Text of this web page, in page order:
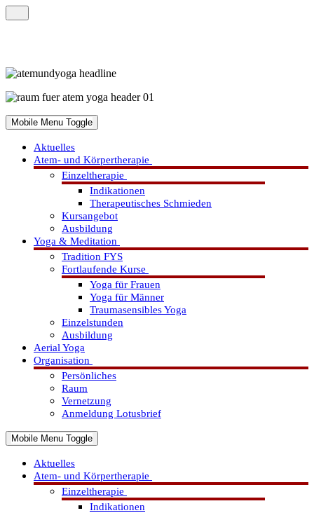
Mobile Menu Toggle
Aktuelles
Atem- und Körpertherapie
Einzeltherapie
Indikationen
Therapeutisches Schmieden
Kursangebot
Ausbildung
Yoga & Meditation
Tradition FYS
Fortlaufende Kurse
Yoga für Frauen
Yoga für Männer
Traumasensibles Yoga
Einzelstunden
Ausbildung
Aerial Yoga
Organisation
Persönliches
Raum
Vernetzung
Anmeldung Lotusbrief
Mobile Menu Toggle
Aktuelles
Atem- und Körpertherapie
Einzeltherapie
Indikationen